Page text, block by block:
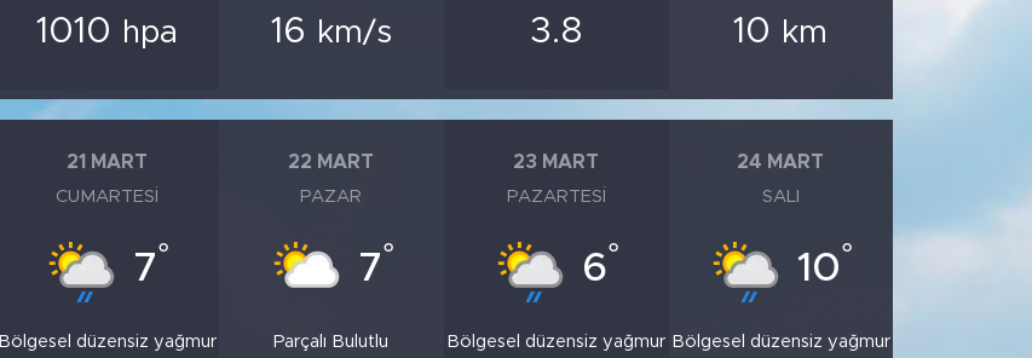
1010 hpa 16 km/s 3.8 10 km
21 MART
CUMARTESI
7°
Bölgesel düzensiz yağmur
22 MART
PAZAR
7°
Parçalı Bulutlu
23 MART
PAZARTESI
6°
Bölgesel düzensiz yağmur
24 MART
SALI
10°
Bölgesel düzensiz yağmur